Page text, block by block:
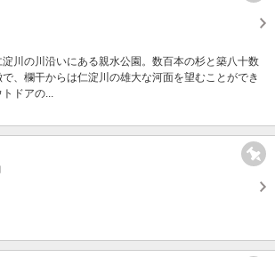
川の川沿いにある親水公園。数百本の杉と築八十数
、欄干からは仁淀川の雄大な河面を望むことができ
ドアの...